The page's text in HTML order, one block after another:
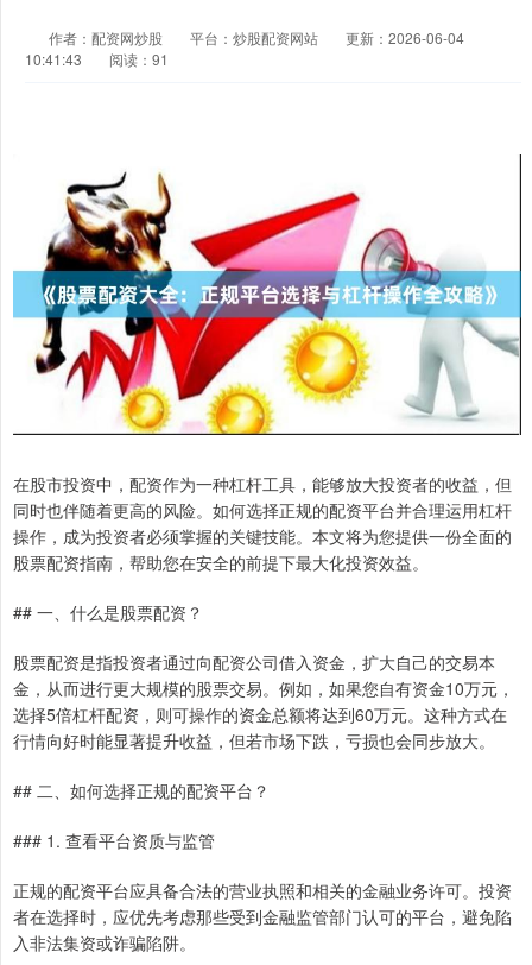
作者：配资网炒股 平台：炒股配资网站
更新：2026-06-04
10:41:43
阅读：91
在股市投资中，配资作为一种杠杆工具，能够放大投资者的收益，但
同时也伴随着更高的风险。如何选择正规的配资平台并合理运用杠杆
操作，成为投资者必须掌握的关键技能。本文将为您提供一份全面的
股票配资指南，帮助您在安全的前提下最大化投资效益。
## 一、什么是股票配资？
股票配资是指投资者通过向配资公司借入资金，扩大自己的交易本
金，从而进行更大规模的股票交易。例如，如果您自有资金10万元，
选择5倍杠杆配资，则可操作的资金总额将达到60万元。这种方式在
行情向好时能显著提升收益，但若市场下跌，亏损也会同步放大。
## 二、如何选择正规的配资平台？
### 1. 查看平台资质与监管
正规的配资平台应具备合法的营业执照和相关的金融业务许可。投资
者在选择时，应优先考虑那些受到金融监管部门认可的平台，避免陷
入非法集资或诈骗陷阱。